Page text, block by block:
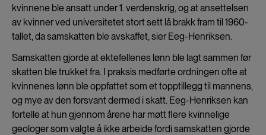
kvinnene ble ansatt under 1. verdenskrig, og at ansettelsen
av kvinner ved universitetet stort sett lå brakk fram til 1960-
tallet, da samskatten ble avskaffet, sier Eeg-Henriksen.
Samskatten gjorde at ektefellenes lønn ble lagt sammen før
skatten ble trukket fra. I praksis medførte ordningen ofte at
kvinnenes lønn ble oppfattet som et topptillegg til mannens,
og mye av den forsvant dermed i skatt. Eeg-Henriksen kan
fortelle at hun gjennom årene har møtt flere kvinnelige
geologer som valgte å ikke arbeide fordi samskatten gjorde